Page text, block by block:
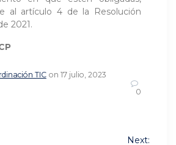
al artículo 4 de la Resolución
2021.
TIC on 17 julio, 2023
0
Next: